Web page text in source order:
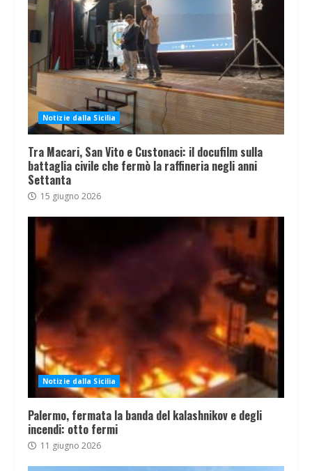
Notizie dalla Sicilia
Tra Macari, San Vito e Custonaci: il docufilm sulla
battaglia civile che fermò la raffineria negli anni
Settanta
15 giugno 2026
Notizie dalla Sicilia
Palermo, fermata la banda del kalashnikov e degli
incendi: otto fermi
11 giugno 2026